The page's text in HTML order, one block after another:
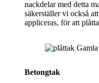
nackdelar med detta
säkerställer vi också
appliceras, för att
Betongtak